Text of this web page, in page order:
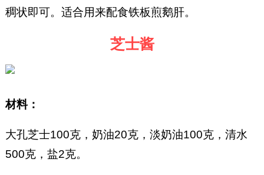
稠状即可。适合用来配食铁板煎鹅肝。
芝士酱
材料：
大孔芝士100克，奶油20克，淡奶油100克，清水
500克，盐2克。